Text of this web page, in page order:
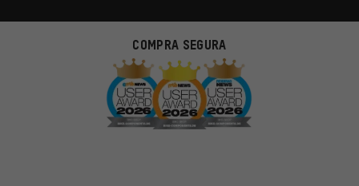
COMPRA SEGURA